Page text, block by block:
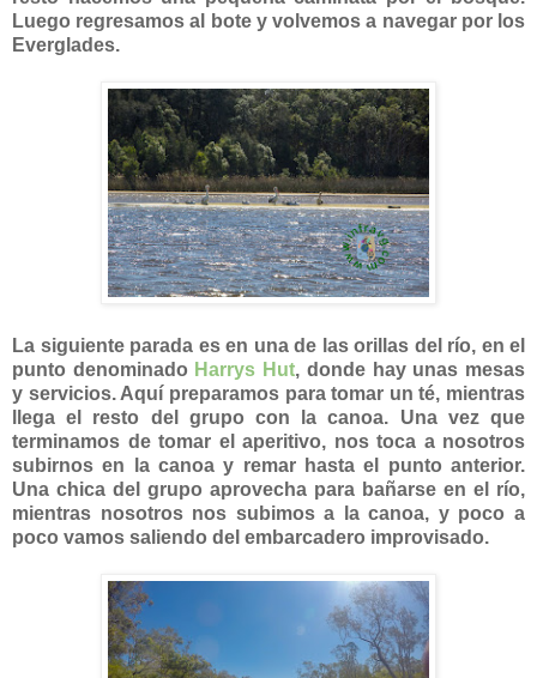
Luego regresamos al bote y volvemos a navegar por los
Everglades.
La siguiente parada es en una de las orillas del río, en el
punto denominado Harrys Hut, donde hay unas mesas
y servicios. Aquí preparamos para tomar un té, mientras
llega el resto del grupo con la canoa. Una vez que
terminamos de tomar el aperitivo, nos toca a nosotros
subirnos en la canoa y remar hasta el punto anterior.
Una chica del grupo aprovecha para bañarse en el río,
mientras nosotros nos subimos a la canoa, y poco a
poco vamos saliendo del embarcadero improvisado.